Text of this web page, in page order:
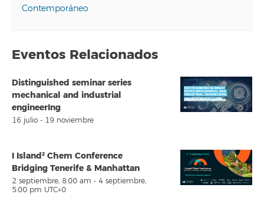
Contemporáneo
Eventos Relacionados
Distinguished seminar series
mechanical and industrial
engineerIng
16 julio - 19 noviembre
I Island² Chem Conference
Bridging Tenerife & Manhattan
2 septiembre, 8:00 am - 4 septiembre,
5:00 pm UTC+0